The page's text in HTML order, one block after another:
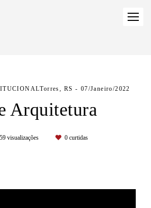
Torres, RS 07/Janeiro/2022
Arquitetura
visualizações 0curtidas